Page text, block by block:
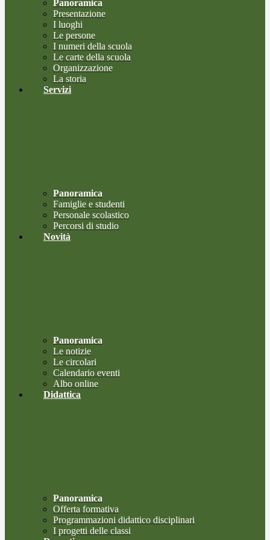
Panoramica
Presentazione
I luoghi
Le persone
I numeri della scuola
Le carte della scuola
Organizzazione
La storia
Servizi
Panoramica
Famiglie e studenti
Personale scolastico
Percorsi di studio
Novità
Panoramica
Le notizie
Le circolari
Calendario eventi
Albo online
Didattica
Panoramica
Offerta formativa
Programmazioni didattico disciplinari
I progetti delle classi